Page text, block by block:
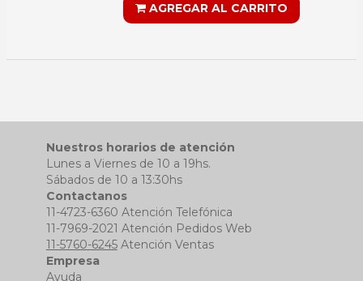
AGREGAR AL CARRITO
Nuestros horarios de atención
Lunes a Viernes de 10 a 19hs.
Sábados de 10 a 13:30hs
Contactanos
11-4723-6360 Atención Telefónica
11-7969-2021 Atención Pedidos Web
11-5760-6245Atención Ventas
Empresa
Ayuda